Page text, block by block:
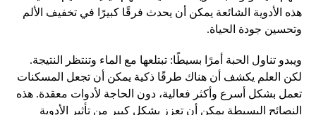
هذه الأدوية الشائعة يمكن أن يحدث فرقًا كبيرًا في تخفيف الألم
وتحسين جودة الحياة.
ويبدو تناول الحبة أمرًا بسيطًا: تبتلعها مع الماء وتنتظر النتيجة.
لكن العلم يكشف أن هناك طرقًا ذكية يمكن أن تجعل المسكنات
تعمل بشكل أسرع وأكثر فعالية، دون الحاجة لأدوات معقدة. هذه
النصائح البسيطة يمكن أن تعزز بشكل كبير من تأثير الأدوية